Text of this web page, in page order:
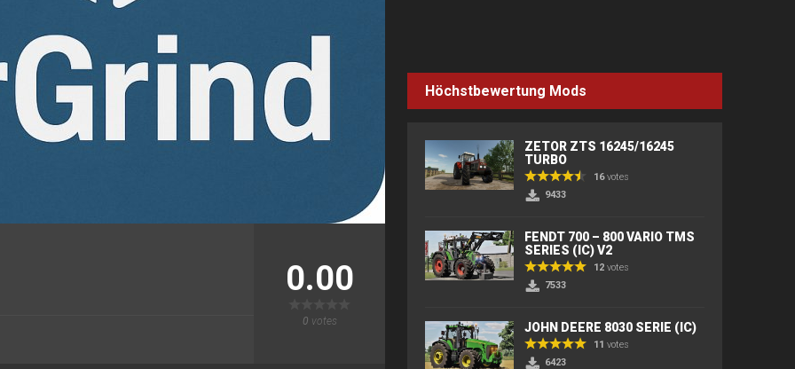
0.00
0 votes
Höchstbewertung Mods
ZETOR ZTS 16245/16245
TURBO
16votes
9433
FENDT 700 – 800 VARIO TMS
SERIES (IC) V2
12 votes
7533
JOHN DEERE 8030 SERIE (IC)
11 votes
6423